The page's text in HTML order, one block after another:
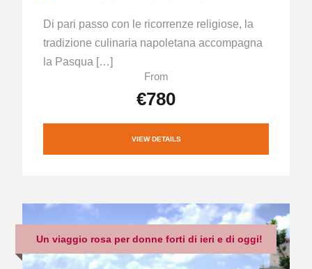
Di pari passo con le ricorrenze religiose, la
tradizione culinaria napoletana accompagna
la Pasqua […]
From
€780
VIEW DETAILS
Un viaggio rosa per donne forti di ieri e di oggi!